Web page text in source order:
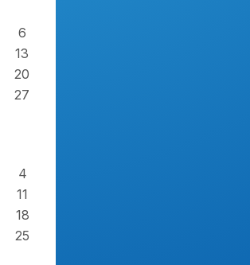
6
13
20
27
4
11
18
25